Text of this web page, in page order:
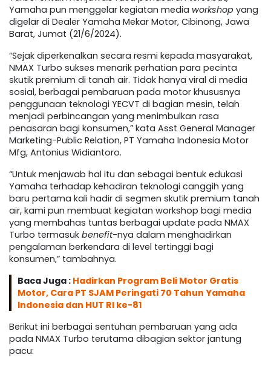
Yamaha pun menggelar kegiatan media workshop yang
digelar di Dealer Yamaha Mekar Motor, Cibinong, Jawa
Barat, Jumat (21/6/2024).
“Sejak diperkenalkan secara resmi kepada masyarakat,
NMAX Turbo sukses menarik perhatian para pecinta
skutik premium di tanah air. Tidak hanya viral di media
sosial, berbagai pembaruan pada motor khususnya
penggunaan teknologi YECVT di bagian mesin, telah
menjadi perbincangan yang menimbulkan rasa
penasaran bagi konsumen,” kata Asst General Manager
Marketing-Public Relation, PT Yamaha Indonesia Motor
Mfg, Antonius Widiantoro.
“Untuk menjawab hal itu dan sebagai bentuk edukasi
Yamaha terhadap kehadiran teknologi canggih yang
baru pertama kali hadir di segmen skutik premium tanah
air, kami pun membuat kegiatan workshop bagi media
yang membahas tuntas berbagai update pada NMAX
Turbo termasuk benefit-nya dalam menghadirkan
pengalaman berkendara di level tertinggi bagi
konsumen,” tambahnya.
Baca Juga : Hadirkan Program Beli Motor Gratis
Motor, Cara PT SJAM Peringati 70 Tahun Yamaha
Indonesia dan HUT RI ke-81
Berikut ini berbagai sentuhan pembaruan yang ada
pada NMAX Turbo terutama dibagian sektor jantung
pacu: